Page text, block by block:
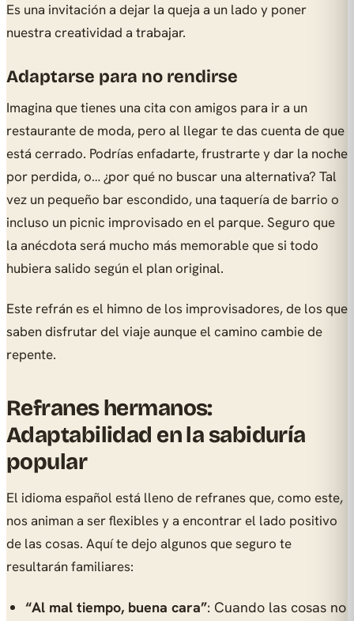
Es una invitación a dejar la queja a un lado y poner
nuestra creatividad a trabajar.
Adaptarse para no rendirse
Imagina que tienes una cita con amigos para ir a un
restaurante de moda, pero al llegar te das cuenta de que
está cerrado. Podrías enfadarte, frustrarte y dar la noche
por perdida, o… ¿por qué no buscar una alternativa? Tal
vez un pequeño bar escondido, una taquería de barrio o
incluso un picnic improvisado en el parque. Seguro que
la anécdota será mucho más memorable que si todo
hubiera salido según el plan original.
Este refrán es el himno de los improvisadores, de los que
saben disfrutar del viaje aunque el camino cambie de
repente.
Refranes hermanos:
Adaptabilidad en la sabiduría
popular
El idioma español está lleno de refranes que, como este,
nos animan a ser flexibles y a encontrar el lado positivo
de las cosas. Aquí te dejo algunos que seguro te
resultarán familiares:
“Al mal tiempo, buena cara”: Cuando las cosas no